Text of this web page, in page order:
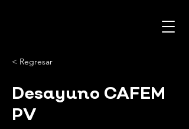
< Regresar
Desayuno CAFEM
PV